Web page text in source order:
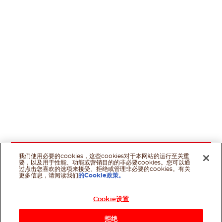
我们使用必要的cookies，这些cookies对于本网站的运行至关重
要，以及用于性能、功能或营销目的的非必要cookies。您可以通
过点击您喜欢的选项来接受、拒绝或管理非必要的cookies。有关
更多信息，请阅读我们的Cookie政策。
Cookie设置
拒绝